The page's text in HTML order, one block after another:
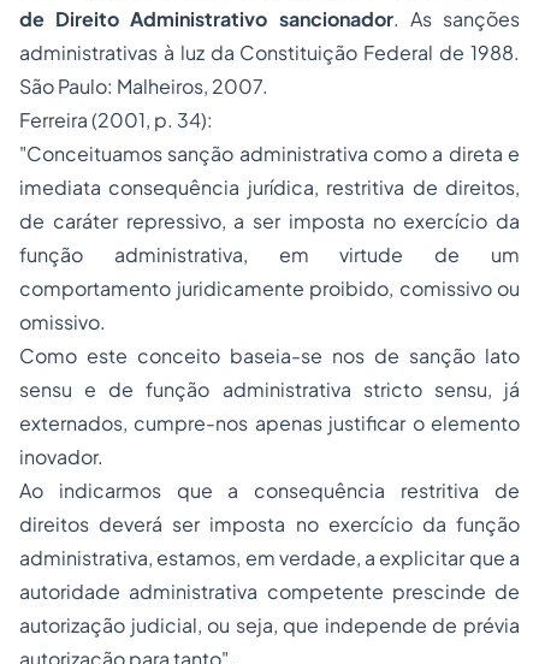
de Direito Administrativo sancionador. As sanções
administrativas à luz da Constituição Federal de 1988.
São Paulo: Malheiros, 2007.
Ferreira (2001, p. 34):
"Conceituamos sanção administrativa como a direta e
imediata consequência jurídica, restritiva de direitos,
de caráter repressivo, a ser imposta no exercício da
função administrativa, em virtude de um
comportamento juridicamente proibido, comissivo ou
omissivo.
Como este conceito baseia-se nos de sanção lato
sensu e de função administrativa stricto sensu, já
externados, cumpre-nos apenas justificar o elemento
inovador.
Ao indicarmos que a consequência restritiva de
direitos deverá ser imposta no exercício da função
administrativa, estamos, em verdade, a explicitar que a
autoridade administrativa competente prescinde de
autorização judicial, ou seja, que independe de prévia